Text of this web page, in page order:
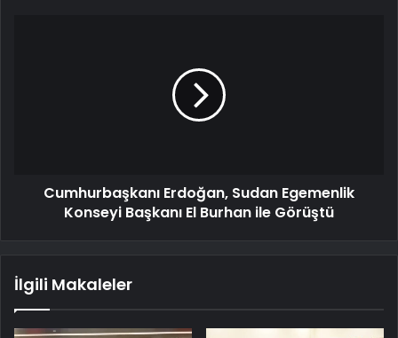
Cumhurbaşkanı Erdoğan, Sudan Egemenlik
Konseyi Başkanı El Burhan ile Görüştü
İlgili Makaleler